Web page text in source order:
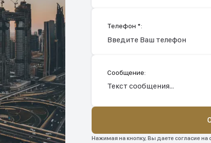
Телефон *:
Сообщение:
Нажимая на кнопку, Вы даете согласие